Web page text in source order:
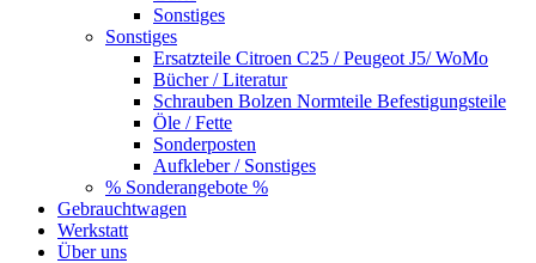
Sonstiges
Sonstiges
Ersatzteile Citroen C25 / Peugeot J5/ WoMo
Bücher / Literatur
Schrauben Bolzen Normteile Befestigungsteile
Öle / Fette
Sonderposten
Aufkleber / Sonstiges
% Sonderangebote %
Gebrauchtwagen
Werkstatt
Über uns